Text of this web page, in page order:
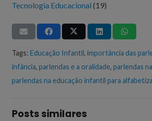
Tecnologia Educacional (19)
Tags: Educação Infantil, importância das
infância, parlendas e a oralidade, parlendas
parlendas na educação infantil para
Posts similares